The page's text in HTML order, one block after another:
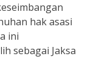
hak asasi
ini
sebagai Jaksa